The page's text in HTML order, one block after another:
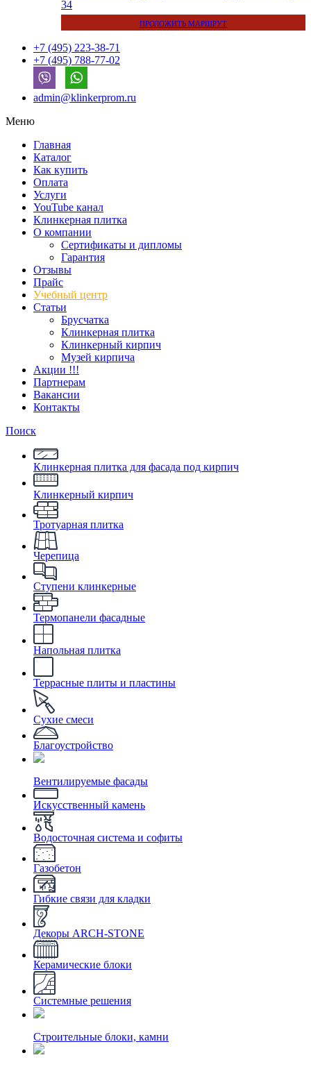
34
ПРОЛОЖИТЬ МАРШРУТ
+7 (495) 223-38-71
+7 (495) 788-77-02
admin@klinkerprom.ru
Меню
Главная
Каталог
Как купить
Оплата
Услуги
YouTube канал
Клинкерная плитка
О компании
Сертификаты и дипломы
Гарантия
Отзывы
Прайс
Учебный центр
Статьи
Брусчатка
Клинкерная плитка
Клинкерный кирпич
Музей кирпича
Акции !!!
Партнерам
Вакансии
Контакты
Поиск
Клинкерная плитка для фасада под кирпич
Клинкерный кирпич
Тротуарная плитка
Черепица
Ступени клинкерные
Термопанели фасадные
Напольная плитка
Террасные плиты и пластины
Сухие смеси
Благоустройство
Вентилируемые фасады
Искусственный камень
Водосточная система и софиты
Газобетон
Гибкие связи для кладки
Декоры ARCH-STONE
Керамические блоки
Системные решения
Строительные блоки, камни